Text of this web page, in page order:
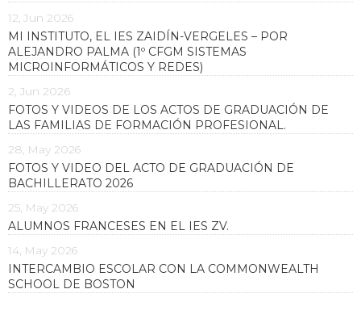
12, Jun 2026
MI INSTITUTO, EL IES ZAIDÍN-VERGELES – POR
ALEJANDRO PALMA (1º CFGM SISTEMAS
MICROINFORMÁTICOS Y REDES)
2, Jun 2026
FOTOS Y VIDEOS DE LOS ACTOS DE GRADUACIÓN DE
LAS FAMILIAS DE FORMACIÓN PROFESIONAL.
28, May 2026
FOTOS Y VIDEO DEL ACTO DE GRADUACIÓN DE
BACHILLERATO 2026
25, May 2026
ALUMNOS FRANCESES EN EL IES ZV.
14, May 2026
INTERCAMBIO ESCOLAR CON LA COMMONWEALTH
SCHOOL DE BOSTON